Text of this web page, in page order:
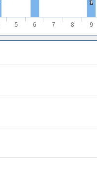
1
1
5 6 7 8 9